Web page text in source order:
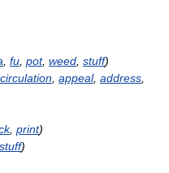
fu pot, weed stuff)
circulation appeal, address
, print)
stuff)